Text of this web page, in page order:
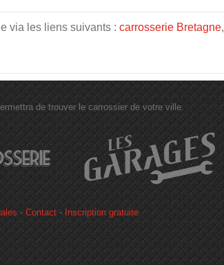
via les liens suivants : carrosserie Bretagne,
de trouver le carrossier de votre ville.
- Contact- Inscription gratuite